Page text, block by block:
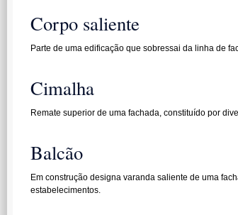
Corpo saliente
Parte de uma edificação que sobressai da linha de
Cimalha
Remate superior de uma fachada, constituído por
Balcão
Em construção designa varanda saliente de uma
estabelecimentos.